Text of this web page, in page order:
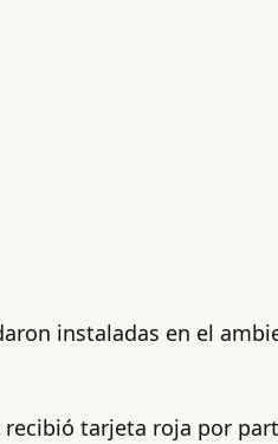
instaladas en el
tarjeta roja por